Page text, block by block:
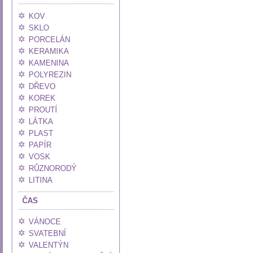
KOV
SKLO
PORCELÁN
KERAMIKA
KAMENINA
POLYREZIN
DŘEVO
KOREK
PROUTÍ
LÁTKA
PLAST
PAPÍR
VOSK
RŮZNORODÝ
LITINA
ČAS
VÁNOCE
SVATEBNÍ
VALENTÝN